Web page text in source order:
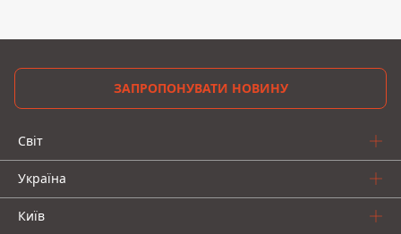
ЗАПРОПОНУВАТИ НОВИНУ
Світ
Україна
Київ